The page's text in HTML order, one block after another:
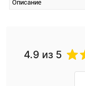
Описание
4.9 из 5